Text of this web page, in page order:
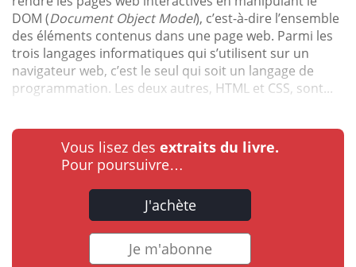
DOM (Document Object Model), c’est-à-dire l’ensemble
des éléments contenus dans une page web. Parmi les
trois langages informatiques qui s’utilisent sur un
navigateur web, c’est le seul qui soit un langage de
programmation. Les deux autres, HTML et CSS, sont...
Vous lisez des extraits du livre.
Pour poursuivre…
J'achète
Je m'abonne